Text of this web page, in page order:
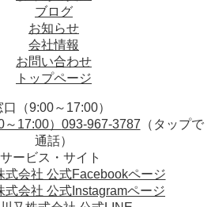
ブログ
お知らせ
会社情報
お問い合わせ
トップページ
（9:00～17:00）
093-967-3787 （タップで
通話）
ービス・サイト